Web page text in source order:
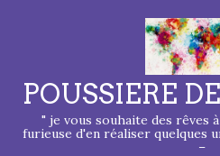
POUSSIERE
" je vous souhaite des rêves
furieuse d'en réaliser quelques
–